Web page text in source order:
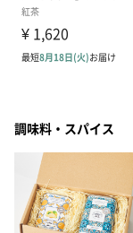
調味料・スパイス